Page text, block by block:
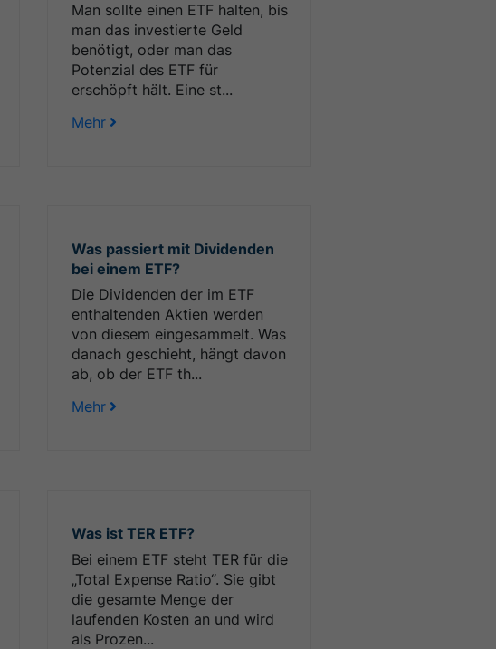
Man sollte einen ETF halten, bis
man das investierte Geld
benötigt, oder man das
Potenzial des ETF für
erschöpft hält. Eine st...
Mehr
Was passiert mit Dividenden
bei einem ETF?
Die Dividenden der im ETF
enthaltenden Aktien werden
von diesem eingesammelt. Was
danach geschieht, hängt davon
ab, ob der ETF th...
Mehr
Was ist TER ETF?
Bei einem ETF steht TER für die
„Total Expense Ratio“. Sie gibt
die gesamte Menge der
laufenden Kosten an und wird
als Prozen...